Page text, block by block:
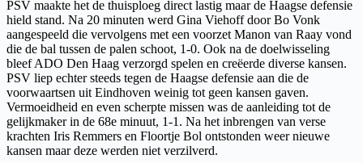
PSV maakte het de thuisploeg direct lastig maar de Haagse defensie
hield stand. Na 20 minuten werd Gina Viehoff door Bo Vonk
aangespeeld die vervolgens met een voorzet Manon van Raay vond
die de bal tussen de palen schoot, 1-0. Ook na de doelwisseling
bleef ADO Den Haag verzorgd spelen en creëerde diverse kansen.
PSV liep echter steeds tegen de Haagse defensie aan die de
voorwaartsen uit Eindhoven weinig tot geen kansen gaven.
Vermoeidheid en even scherpte missen was de aanleiding tot de
gelijkmaker in de 68e minuut, 1-1. Na het inbrengen van verse
krachten Iris Remmers en Floortje Bol ontstonden weer nieuwe
kansen maar deze werden niet verzilverd.